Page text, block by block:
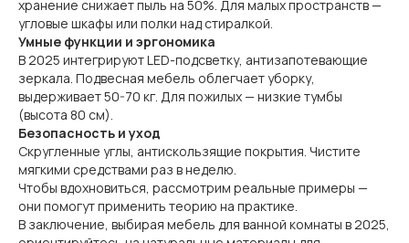
хранение снижает пыль на 50%. Для малых пространств —
угловые шкафы или полки над стиралкой.
Умные функции и эргономика
В 2025 интегрируют LED-подсветку, антизапотевающие
зеркала. Подвесная мебель облегчает уборку,
выдерживает 50-70 кг. Для пожилых — низкие тумбы
(высота 80 см).
Безопасность и уход
Скругленные углы, антискользящие покрытия. Чистите
мягкими средствами раз в неделю.
Чтобы вдохновиться, рассмотрим реальные примеры —
они помогут применить теорию на практике.
В заключение, выбирая мебель для ванной комнаты в 2025,